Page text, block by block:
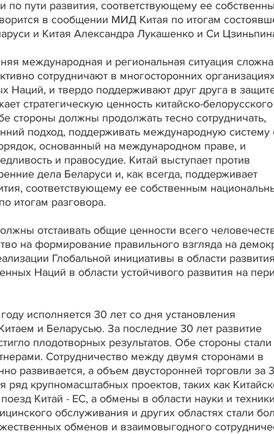
по пути развития, соответствующему ее
в сообщении МИД Китая по итогам
и Китая Александра Лукашенко и Си
международная и региональная ситуация
сотрудничают в многосторонних
Наций, и твердо поддерживают друг друга в
стратегическую ценность китайско-белорусского
стороны должны продолжать тесно сотрудничать,
подход, поддерживать международную
основанный на международном праве, и
и правосудие. Китай выступает против
дела Беларуси и, как всегда, поддерживает
соответствующему ее собственным
итогам разговора.
отстаивать общие ценности всего
на формирование правильного взгляда на
Глобальной инициативы в области
Наций в области устойчивого развития на
исполняется 30 лет со дня установления
и Беларусью. За последние 30 лет развитие
плодотворных результатов. Обе стороны стали
Сотрудничество между двумя сторонами в
развивается, а объем двусторонней торговли за
крупномасштабных проектов, таких как
Китай - ЕС, а обмены в области науки и
обслуживания и других областях стали
обменов и взаимовыгодного